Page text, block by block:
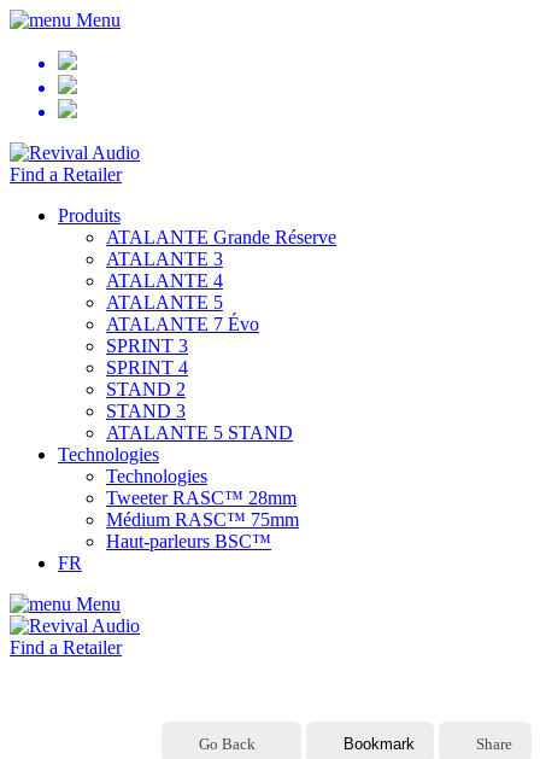
Menu
Find a Retailer
Produits
ATALANTE Grande Réserve
ATALANTE 3
ATALANTE 4
ATALANTE 5
ATALANTE 7 Évo
SPRINT 3
SPRINT 4
STAND 2
STAND 3
ATALANTE 5 STAND
Technologies
Technologies
Tweeter RASC™ 28mm
Médium RASC™ 75mm
Haut-parleurs BSC™
FR
Menu
Find a Retailer
Go Back Bookmark Share